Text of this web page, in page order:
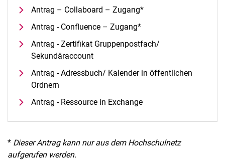
Antrag – Collaboard – Zugang*
Antrag - Confluence – Zugang*
Antrag - Zertifikat Gruppenpostfach/
Sekundäraccount
Antrag - Adressbuch/ Kalender in öffentlichen
Ordnern
Antrag - Ressource in Exchange
* Dieser Antrag kann nur aus dem Hochschulnetz
aufgerufen werden.